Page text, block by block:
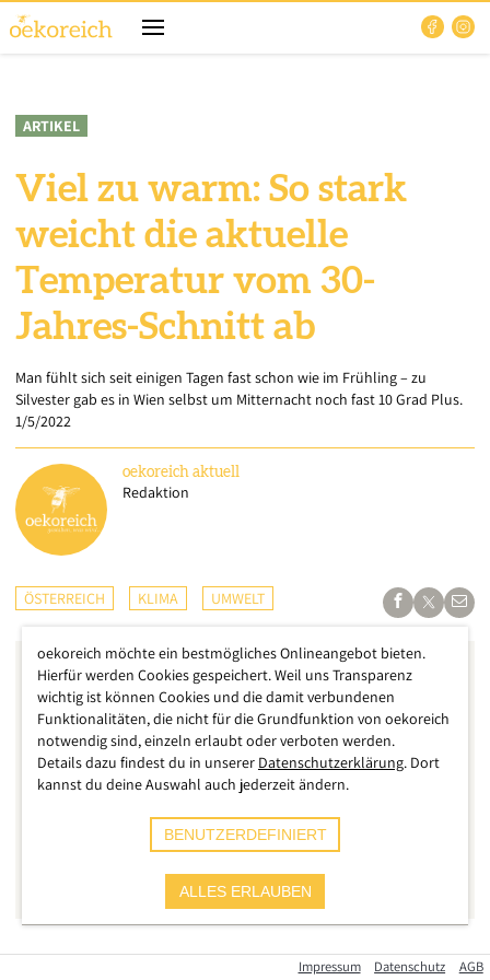
ARTIKEL
Viel zu warm: So stark
weicht die aktuelle
Temperatur vom 30-
Jahres-Schnitt ab
Man fühlt sich seit einigen Tagen fast schon wie im Frühling – zu
Silvester gab es in Wien selbst um Mitternacht noch fast 10 Grad Plus.
1/5/2022
oekoreich aktuell
Redaktion
ÖSTERREICH KLIMA UMWELT
Man fühlt sich seit einigen Tagen fast schon wie im Frühling –
Impressum Datenschutz AGB
oekoreich möchte ein bestmögliches Onlineangebot bieten.
Hierfür werden Cookies gespeichert. Weil uns Transparenz
wichtig ist können Cookies und die damit verbundenen
Funktionalitäten, die nicht für die Grundfunktion von oekoreich
notwendig sind, einzeln erlaubt oder verboten werden.
Details dazu findest du in unserer Datenschutzerklärung. Dort
kannst du deine Auswahl auch jederzeit ändern.
BENUTZERDEFINIERT
ALLES ERLAUBEN